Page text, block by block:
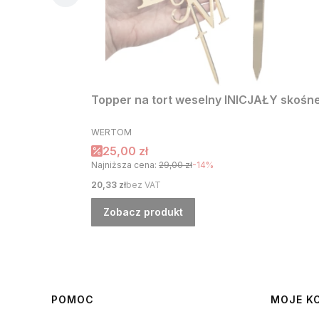
Topper na tort weselny INICJAŁY
PRODUCENT
WERTOM
Cena promocyjna
25,00 zł
Najniższa cena: 29,00 zł-14%
Cena
20,33 złbez VAT
Zobacz produkt
Linki w stopce
POMOC
MOJE